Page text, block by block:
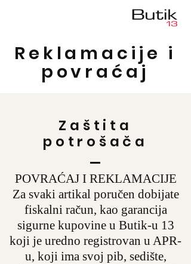
Reklamacije i
povraćaj
Zaštita
potrošača
POVRAĆAJ I REKLAMACIJE
Za svaki artikal poručen dobijate
fiskalni račun, kao garancija
sigurne kupovine u Butik-u 13
koji je uredno registrovan u APR-
u, koji ima svoj pib, sedište,